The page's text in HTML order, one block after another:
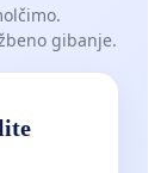
gibanje.